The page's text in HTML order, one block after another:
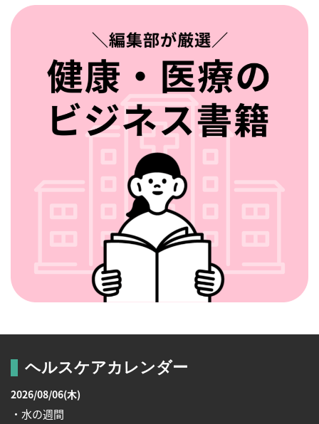
ヘルスケアカレンダー
2026/08/06(木)
・水の週間